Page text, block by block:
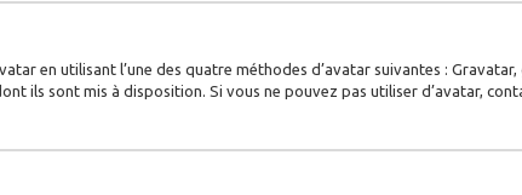
en utilisant l’une des quatre méthodes d’avatar suivantes :
ils sont mis à disposition. Si vous ne pouvez pas utiliser d’avatar,